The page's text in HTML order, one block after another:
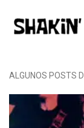
ALGUNOS POSTS